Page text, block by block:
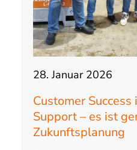
28. Januar 2026
Customer
Support – es ist
Zukunftsplanung